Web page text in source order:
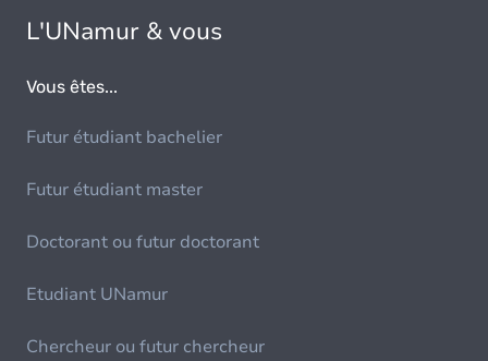
L'UNamur & vous
Vous êtes...
Futur étudiant bachelier
Futur étudiant master
Doctorant ou futur doctorant
Etudiant UNamur
Chercheur ou futur chercheur